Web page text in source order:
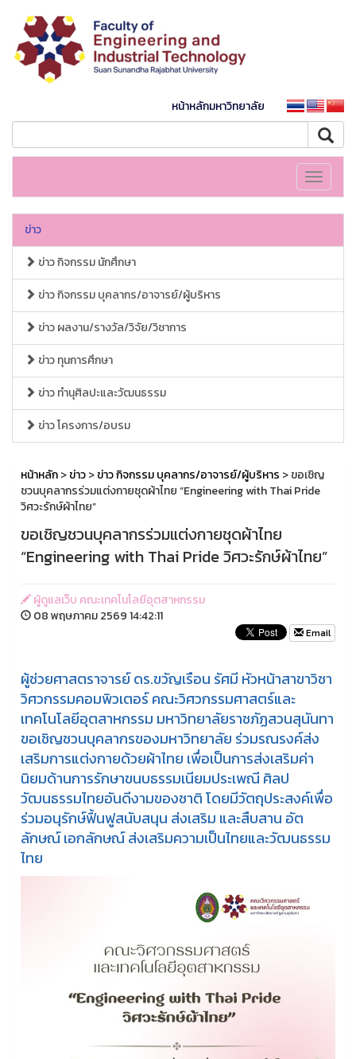
หน้าหลักมหาวิทยาลัย
Toggle
ข่าว
ข่าว กิจกรรม นักศึกษา
ข่าว กิจกรรม บุคลากร/อาจารย์/ผู้บริหาร
ข่าว ผลงาน/รางวัล/วิจัย/วิชาการ
ข่าว ทุนการศึกษา
ข่าว ทำนุศิลปะและวัฒนธรรม
ข่าว โครงการ/อบรม
หน้าหลัก>ข่าว>ข่าว กิจกรรม บุคลากร/อาจารย์/ผู้บริหาร > ขอเชิญ
ชวนบุคลากรร่วมแต่งกายชุดผ้าไทย “Engineering with Thai Pride
วิศวะรักษ์ผ้าไทย”
ขอเชิญชวนบุคลากรร่วมแต่งกายชุดผ้าไทย
“Engineering with Thai Pride วิศวะรักษ์ผ้าไทย”
ผู้ดูแลเว็บ คณะเทคโนโลยีอุตสาหกรรม
08 พฤษภาคม 2569 14:42:11
Email
ผู้ช่วยศาสตราจารย์ ดร.ขวัญเรือน รัศมี หัวหน้าสาขาวิชา
วิศวกรรมคอมพิวเตอร์ คณะวิศวกรรมศาสตร์และ
เทคโนโลยีอุตสาหกรรม มหาวิทยาลัยราชภัฏสวนสุนันทา
ขอเชิญชวนบุคลากรของมหาวิทยาลัย ร่วมรณรงค์ส่ง
เสริมการแต่งกายด้วยผ้าไทย เพื่อเป็นการส่งเสริมค่า
นิยมด้านการรักษาขนบธรรมเนียมประเพณี ศิลป
วัฒนธรรมไทยอันดีงามของชาติ โดยมีวัตถุประสงค์เพื่อ
ร่วมอนุรักษ์ฟื้นฟูสนับสนุน ส่งเสริม และสืบสาน อัต
ลักษณ์ เอกลักษณ์ ส่งเสริมความเป็นไทยและวัฒนธรรม
ไทย